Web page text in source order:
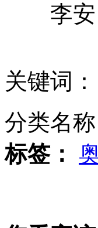
刷卡手续费今起
李安
关键词：
分类名称
标签：